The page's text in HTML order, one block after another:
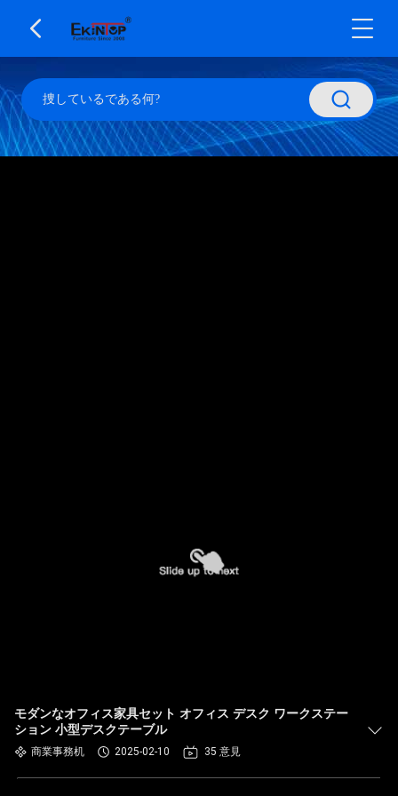
モダンなオフィス家具セット オフィス デスク ワークステー
ション 小型デスクテーブル
商業事務机 2025-02-10 35 意見